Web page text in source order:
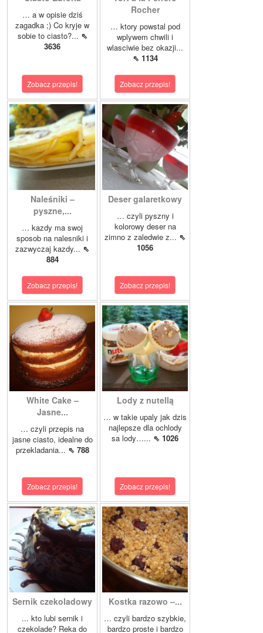
… a w opisie dziś
zagadka ;) Co kryje w
sobie to ciasto?... ⇖
3636
Zobacz przepis!
Rocher
… ktory powstal pod
wplywem chwili i
wlasciwie bez okazji...
⇖ 1134
Zobacz przepis!
Naleśniki –
pyszne,...
… kazdy ma swoj
sposob na nalesniki i
zazwyczaj kazdy... ⇖
884
Zobacz przepis!
Deser galaretkowy
… czyli pyszny i
kolorowy deser na
zimno z zaledwie z... ⇖
1056
Zobacz przepis!
White Cake –
Jasne...
… czyli przepis na
jasne ciasto, idealne do
przekladania... ⇖ 788
Zobacz przepis!
Lody z nutellą
… w takie upaly jak dzis
najlepsze dla ochlody
sa lody…... ⇖ 1026
Zobacz przepis!
Sernik czekoladowy
... kto lubi sernik i
czekolade? Reka do
Kostka razowo –...
… czyli bardzo szybkie,
bardzo proste i bardzo